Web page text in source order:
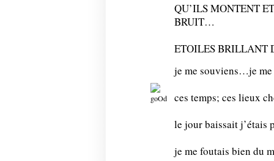
QU’ILS MONTENT
BRUIT…
ETOILES BRILLANT
je me souviens…je
ces temps; ces lieux
le jour baissait j’étais
je me foutais bien du